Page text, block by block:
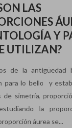
LAS
Y
UTILIZAN?
de la antigüedad
para lo bello y
de simetría,
la
áurea se...